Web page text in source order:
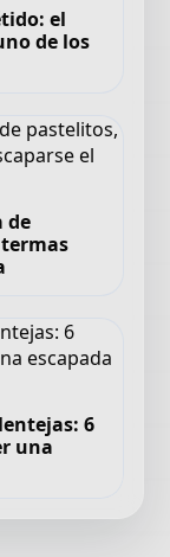
el
de los
de
6
una